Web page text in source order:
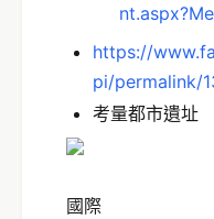
https://
pi/permalink/
考量都市遺址
國際